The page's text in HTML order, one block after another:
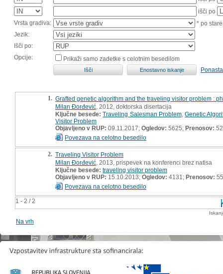
išči po
Vrsta gradiva:
* po
Jezik:
Išči po:
Opcije:
Prikaži samo zadetke s celotnim besedilom
1 - 2 / 2
1. Grafted genetic algorithm and the traveling visitor problem :
Milan Đorđević , 2012, doktorska disertacija
Ključne besede: Traveling Salesman Problem,Genetic
Visitor Problem
Objavljeno v RUP: 09.11.2017; Ogledov: 5625; Prenosov: 52
Povezava na celotno besedilo
2. Traveling Visitor Problem
Milan Đorđević , 2013, prispevek na konferenci brez natisa
Ključne besede: traveling visitor problem
Objavljeno v RUP: 15.10.2013; Ogledov: 4131; Prenosov: 55
Povezava na celotno besedilo
Na vrh